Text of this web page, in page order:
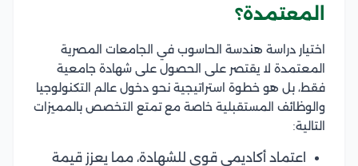
المعتمدة؟
اختيار دراسة هندسة الحاسوب في الجامعات المصرية
المعتمدة لا يقتصر على الحصول على شهادة جامعية
فقط، بل هو خطوة استراتيجية نحو دخول عالم التكنولوجيا
والوظائف المستقبلية خاصة مع تمتع التخصص بالمميزات
التالية:
اعتماد أكاديمي قوي للشهادة، مما يعزز قيمة